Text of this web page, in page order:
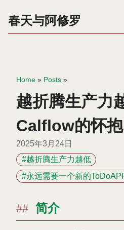
春天与阿修罗
Home » Posts »
越折腾生产力
Calflow的怀抱
2025年3月24日
#越折腾生产力越低
#永远需要一个新的
简介